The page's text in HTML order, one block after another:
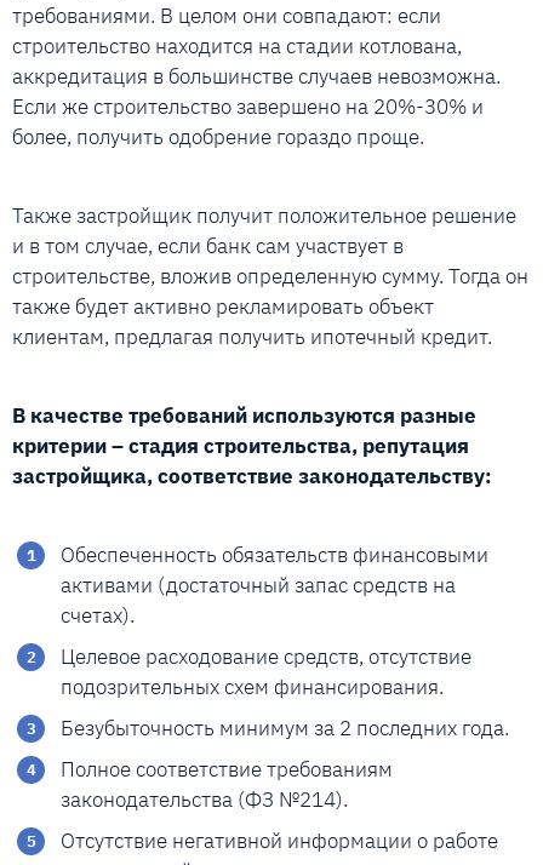
требованиями. В целом они совпадают: если
строительство находится на стадии котлована,
аккредитация в большинстве случаев невозможна.
Если же строительство завершено на 20%-30% и
более, получить одобрение гораздо проще.
Также застройщик получит положительное решение
и в том случае, если банк сам участвует в
строительстве, вложив определенную сумму. Тогда он
также будет активно рекламировать объект
клиентам, предлагая получить ипотечный кредит.
В качестве требований используются разные
критерии – стадия строительства, репутация
застройщика, соответствие законодательству:
Обеспеченность обязательств финансовыми
активами (достаточный запас средств на
счетах).
Целевое расходование средств, отсутствие
подозрительных схем финансирования.
Безубыточность минимум за 2 последних года.
Полное соответствие требованиям
законодательства (ФЗ №214).
Отсутствие негативной информации о работе